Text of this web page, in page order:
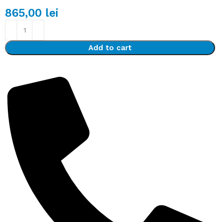
865,00 lei
Add to cart